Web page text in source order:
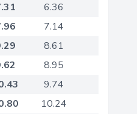
6.36
7.14
8.61
8.95
9.74
10.24